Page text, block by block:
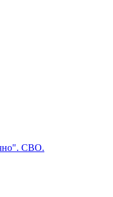
СВО.